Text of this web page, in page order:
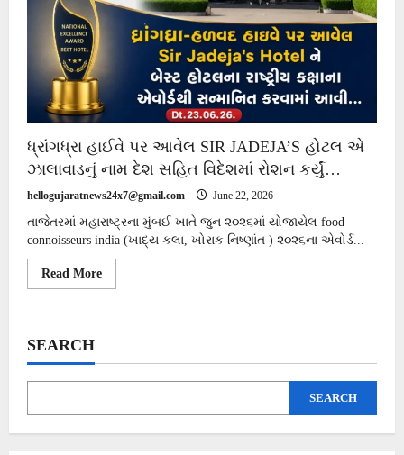
ધ્રાંગધ્રા હાઈવે પર આવેલ SIR JADEJA’S હોટલ એ
ઝાલાવાડનું નામ દેશ સહિત વિદેશમાં રોશન કર્યું…
hellogujaratnews24x7@gmail.com June 22, 2026
તાજેતરમાં મહારાષ્ટ્રના મુંબઈ ખાતે જુન ૨૦૨૬માં યોજાયેલ food
connoisseurs india (ખાદ્ય કલા, ખોરાક નિષ્ણાંત ) ૨૦૨૬ના એવોર્ડ...
Read MoreRead
more
SIR
હોટલ
ઝાલાવાડનું
દેશ
SEARCH
SEARCH